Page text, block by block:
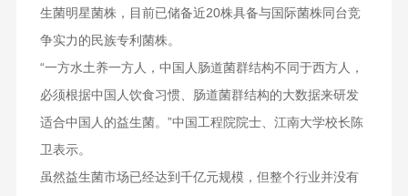
生菌明星菌株，目前已储备近20株具备与国际菌株同台竞
争实力的民族专利菌株。
“一方水土养一方人，中国人肠道菌群结构不同于西方人，
必须根据中国人饮食习惯、肠道菌群结构的大数据来研发
适合中国人的益生菌。”中国工程院院士、江南大学校长陈
卫表示。
虽然益生菌市场已经达到千亿元规模，但整个行业并没有